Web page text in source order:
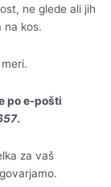
ne glede ali jih
na kos.
po e-pošti
.
za vaš